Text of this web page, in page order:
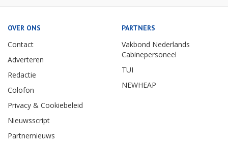
OVER ONS
Contact
Adverteren
Redactie
Colofon
Privacy & Cookiebeleid
Nieuwsscript
Partnernieuws
PARTNERS
Vakbond Nederlands
Cabinepersoneel
TUI
NEWHEAP